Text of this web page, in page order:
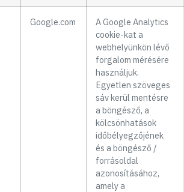
Google.com
A Google Analytics
cookie-kat a
webhelyünkön lévő
forgalom mérésére
használjuk.
Egyetlen szöveges
sáv kerül mentésre
a böngésző, a
kölcsönhatások
időbélyegzőjének
és a böngésző /
forrásoldal
azonosításához,
amely a